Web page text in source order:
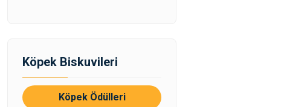
Köpek Biskuvileri
Köpek Ödülleri